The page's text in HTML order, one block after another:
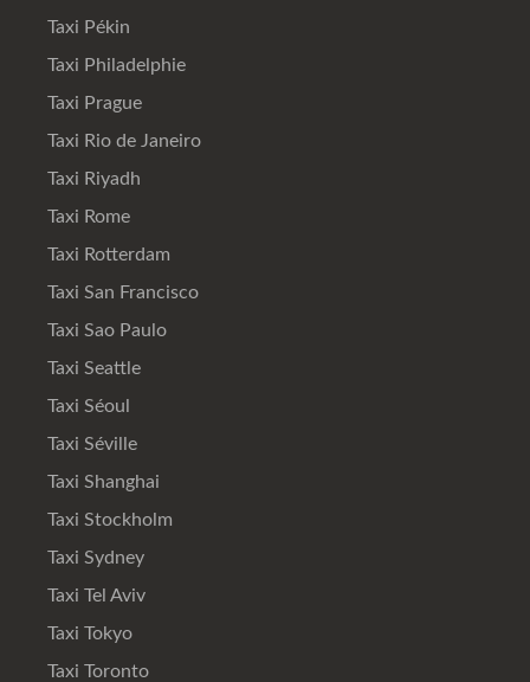
Taxi Pékin
Taxi Philadelphie
Taxi Prague
Taxi Rio de Janeiro
Taxi Riyadh
Taxi Rome
Taxi Rotterdam
Taxi San Francisco
Taxi Sao Paulo
Taxi Seattle
Taxi Séoul
Taxi Séville
Taxi Shanghai
Taxi Stockholm
Taxi Sydney
Taxi Tel Aviv
Taxi Tokyo
Taxi Toronto